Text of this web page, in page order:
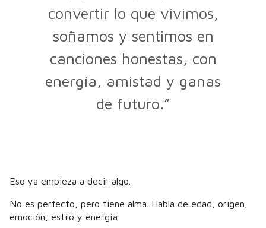
convertir lo que vivimos,
soñamos y sentimos en
canciones honestas, con
energía, amistad y ganas
de futuro.”
Eso ya empieza a decir algo.
No es perfecto, pero tiene alma. Habla de edad, origen,
emoción, estilo y energía.